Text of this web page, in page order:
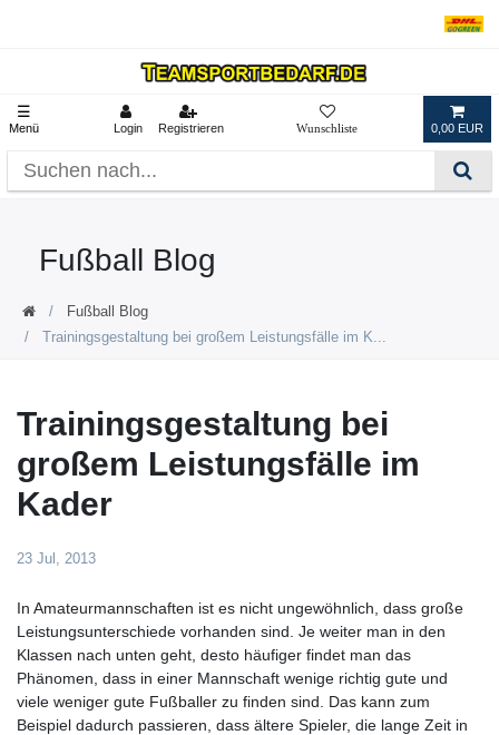
☰
Menü Login Registrieren 0,00 EUR
Fußball Blog
Fußball Blog
Trainingsgestaltung bei großem Leistungsfälle im K...
Trainingsgestaltung bei
großem Leistungsfälle im
Kader
23 Jul, 2013
In Amateurmannschaften ist es nicht ungewöhnlich, dass große
Leistungsunterschiede vorhanden sind. Je weiter man in den
Klassen nach unten geht, desto häufiger findet man das
Phänomen, dass in einer Mannschaft wenige richtig gute und
viele weniger gute Fußballer zu finden sind. Das kann zum
Beispiel dadurch passieren, dass ältere Spieler, die lange Zeit in